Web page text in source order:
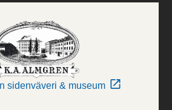
sidenväveri & museum